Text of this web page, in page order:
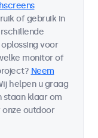
of gebruik in
voor
monitor of
Neem
helpen u graag
staan klaar om
outdoor